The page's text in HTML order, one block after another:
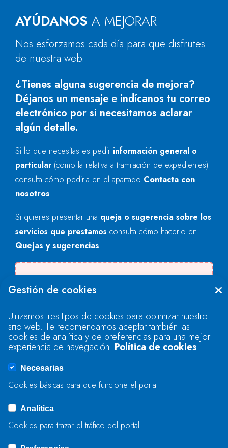
AYÚDANOS A MEJORAR
Nos esforzamos cada día para que disfrutes
de nuestra web.
¿Tienes alguna sugerencia de mejora?
Déjanos un mensaje e indícanos tu correo
electrónico por si necesitamos aclarar
algún detalle.
Si lo que necesitas es pedir información general o
particular (como la relativa a tramitación de expedientes)
consulta cómo pedirla en el apartado Contacta con
nosotros.
Si quieres presentar una queja o sugerencia sobre los
servicios que prestamos consulta cómo hacerlo en
Quejas y sugerencias.
"text".
Se produjo un error al cargar el campo
"text".
Se produjo un error al cargar el campo
ENVIAR
Gestión de cookies
Utilizamos tres tipos de cookies para optimizar nuestro
sitio web. Te recomendamos aceptar también las
cookies de analítica y de preferencias para una mejor
experiencia de navegación. Política de cookies
Necesarias
Cookies básicas para que funcione el portal
Analítica
Cookies para trazar el tráfico del portal